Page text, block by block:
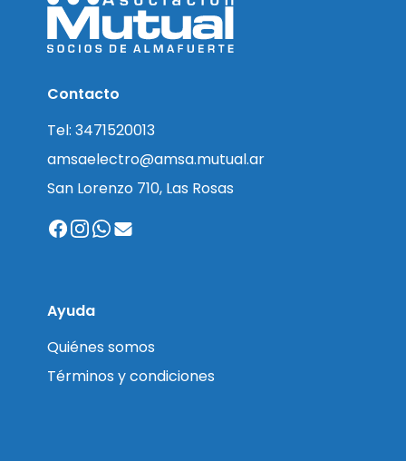
Contacto
Tel: 3471520013
amsaelectro@amsa.mutual.ar
San Lorenzo 710, Las Rosas
Ayuda
Quiénes somos
Términos y condiciones